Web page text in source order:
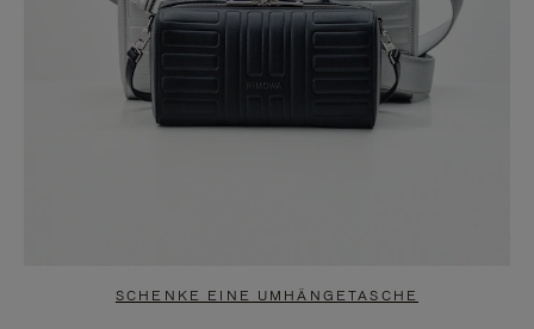
SCHENKE EINE UMHÄNGETASCHE